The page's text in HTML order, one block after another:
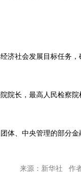
济社会发展目标任务，
院长，最高人民检察
体、中央管理的部分金
来源：新华社 作